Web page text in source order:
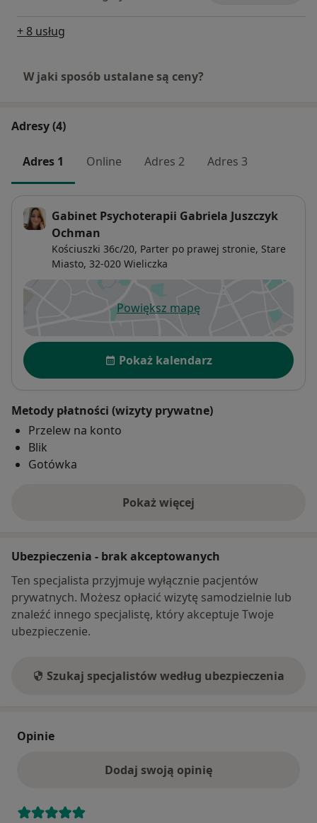
+ 8 usług
W jaki sposób ustalane są ceny?
Adresy (4)
Adres 1 Online Adres 2 Adres 3
Gabinet Psychoterapii Gabriela Juszczyk
Ochman
Kościuszki 36c/20, Parter po prawej stronie, Stare
Miasto, 32-020 Wieliczka
Powiększ mapęotwiera się w nowej karcie
Dostępność
Pokaż kalendarz
Metody płatności (wizyty prywatne)
Przelew na konto
Blik
Gotówka
Pokaż więcej
o adresie
Ubezpieczenia - brak akceptowanych
Ten specjalista przyjmuje wyłącznie pacjentów
prywatnych. Możesz opłacić wizytę samodzielnie lub
znaleźć innego specjalistę, który akceptuje Twoje
ubezpieczenie.
Szukaj specjalistów według ubezpieczenia
Opinie
Dodaj swoją opinię